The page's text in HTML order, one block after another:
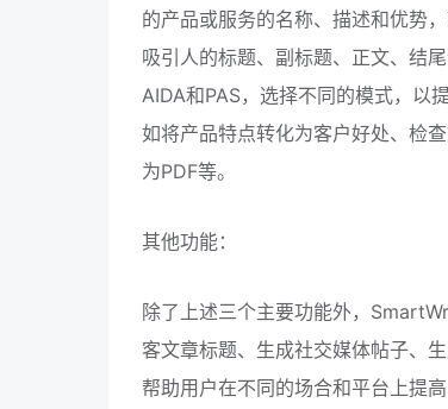
的产品或服务的名称、描述和优势
吸引人的标题、副标题、正文、结
AIDA和PAS，选择不同的模式，以
如将产品特点转化为客户好处、检
为PDF等。
其他功能：
除了上述三个主要功能外，
客文章标题、生成社交媒体帖子、
帮助用户在不同的场合和平台上提